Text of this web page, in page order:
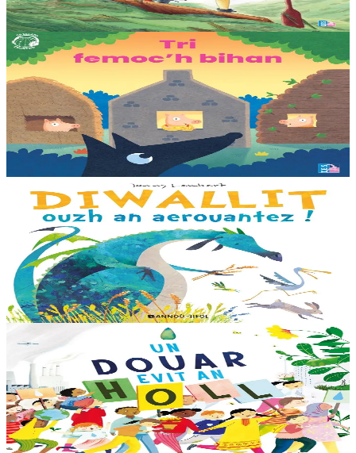
Er stok25,00 €
3 bloaz hag ouzhpenn
TES
Tri femoc'h bihan
Ur wech e oa tri femoc’h bihan hag a veve eürus gant o zud. Un
deiz koulskoude e voe poent da bep hini kaout e di ! Ur rummad
savet a-ratozh evit ar vugale...
Bannoù-heol
Diwallit ouzh an aerouantez !
Dreistordinal eo ti nevez Eflammez. Bleunioù zo, geot flour hag
amezeien plijus-tre. Sur eo ?... - N’out ket evit chom amañ ! a huch
al loened all dezhi. Ha...
Er stok13,00 €
Bannoù-heol
Un douar evit an holl
Bras-divent eo hor planedenn ha kaer-meurbet ivez, met ezhomm he
deus ouzhin hag ouzhit. Reiñ da gompren gwelloc’h efedoù Mab-
den war hor planedenn a ra al levr kaer-mañ....